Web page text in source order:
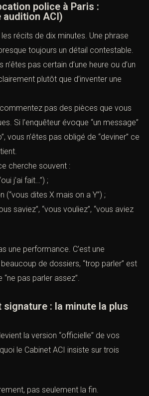
police à Paris :
ACI)
les récits de dix minutes. Une phrase
toujours un détail contestable.
n’êtes pas certain d’une heure ou d’un
plutôt que d’inventer une
pas des pièces que vous
Si l’enquêteur évoque “un message”
vous n’êtes pas obligé de “deviner” ce
cherche souvent :
j’ai fait…”) ;
(“vous dites X mais on a Y”) ;
saviez”, “vous vouliez”, “vous aviez
une performance. C’est une
beaucoup de dossiers, “trop parler” est
“ne pas parler assez”.
signature : la minute la plus
la version “officielle” de vos
le Cabinet ACI insiste sur trois
pas seulement la fin.